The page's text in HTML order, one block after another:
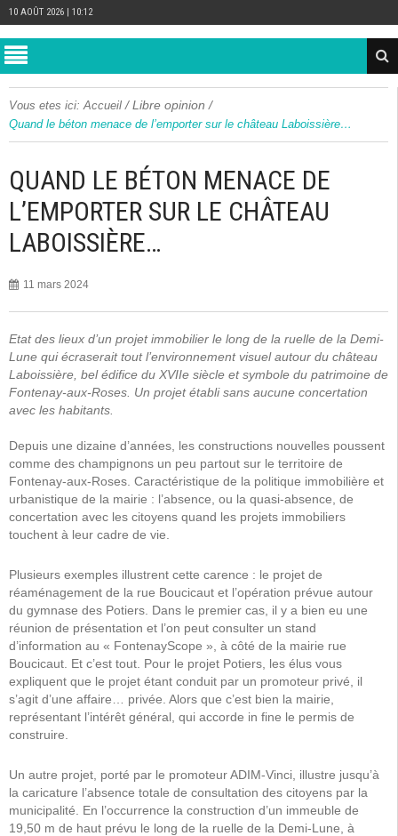
10 AOÛT 2026 | 10:12
Vous etes ici: Accueil /Libre opinion /
Quand le béton menace de l’emporter sur le château Laboissière…
QUAND LE BÉTON MENACE DE
L’EMPORTER SUR LE CHÂTEAU
LABOISSIÈRE…
11 mars 2024
Etat des lieux d’un projet immobilier le long de la ruelle de la Demi-
Lune qui écraserait tout l’environnement visuel autour du château
Laboissière, bel édifice du XVIIe siècle et symbole du patrimoine de
Fontenay-aux-Roses. Un projet établi sans aucune concertation
avec les habitants.
Depuis une dizaine d’années, les constructions nouvelles poussent
comme des champignons un peu partout sur le territoire de
Fontenay-aux-Roses. Caractéristique de la politique immobilière et
urbanistique de la mairie : l’absence, ou la quasi-absence, de
concertation avec les citoyens quand les projets immobiliers
touchent à leur cadre de vie.
Plusieurs exemples illustrent cette carence : le projet de
réaménagement de la rue Boucicaut et l’opération prévue autour
du gymnase des Potiers. Dans le premier cas, il y a bien eu une
réunion de présentation et l’on peut consulter un stand
d’information au « FontenayScope », à côté de la mairie rue
Boucicaut. Et c’est tout. Pour le projet Potiers, les élus vous
expliquent que le projet étant conduit par un promoteur privé, il
s’agit d’une affaire… privée. Alors que c’est bien la mairie,
représentant l’intérêt général, qui accorde in fine le permis de
construire.
Un autre projet, porté par le promoteur ADIM-Vinci, illustre jusqu’à
la caricature l’absence totale de consultation des citoyens par la
municipalité. En l’occurrence la construction d’un immeuble de
19,50 m de haut prévu le long de la ruelle de la Demi-Lune, à